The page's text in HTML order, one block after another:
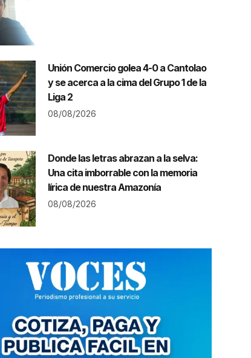
Unión Comercio golea 4-0 a Cantolao
y se acerca a la cima del Grupo 1 de la
Liga 2
08/08/2026
Donde las letras abrazan a la selva:
Una cita imborrable con la memoria
lírica de nuestra Amazonía
08/08/2026